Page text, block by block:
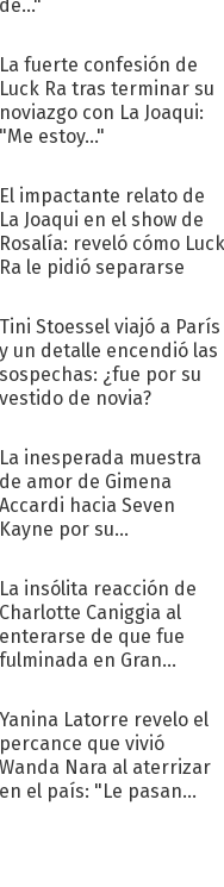
de..."
La fuerte confesión de
Luck Ra tras terminar su
noviazgo con La Joaqui:
"Me estoy..."
El impactante relato de
La Joaqui en el show de
Rosalía: reveló cómo Luck
Ra le pidió separarse
Tini Stoessel viajó a París
y un detalle encendió las
sospechas: ¿fue por su
vestido de novia?
La inesperada muestra
de amor de Gimena
Accardi hacia Seven
Kayne por su
La insólita reacción de
Charlotte Caniggia al
enterarse de que fue
fulminada en Gran
Yanina Latorre revelo el
percance que vivió
Wanda Nara al aterrizar
en el país: "Le pasan